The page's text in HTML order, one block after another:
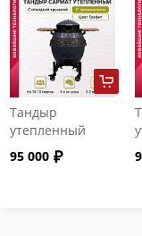
Тандыр
утепленный
"Сармат" с
откидной
95 000